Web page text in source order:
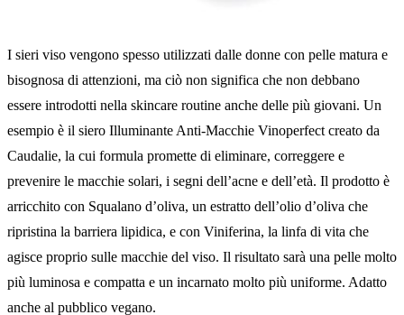
I sieri viso vengono spesso utilizzati dalle donne con pelle matura e
bisognosa di attenzioni, ma ciò non significa che non debbano
essere introdotti nella skincare routine anche delle più giovani. Un
esempio è il siero Illuminante Anti-Macchie Vinoperfect creato da
Caudalie, la cui formula promette di eliminare, correggere e
prevenire le macchie solari, i segni dell’acne e dell’età. Il prodotto è
arricchito con Squalano d’oliva, un estratto dell’olio d’oliva che
ripristina la barriera lipidica, e con Viniferina, la linfa di vita che
agisce proprio sulle macchie del viso. Il risultato sarà una pelle molto
più luminosa e compatta e un incarnato molto più uniforme. Adatto
anche al pubblico vegano.